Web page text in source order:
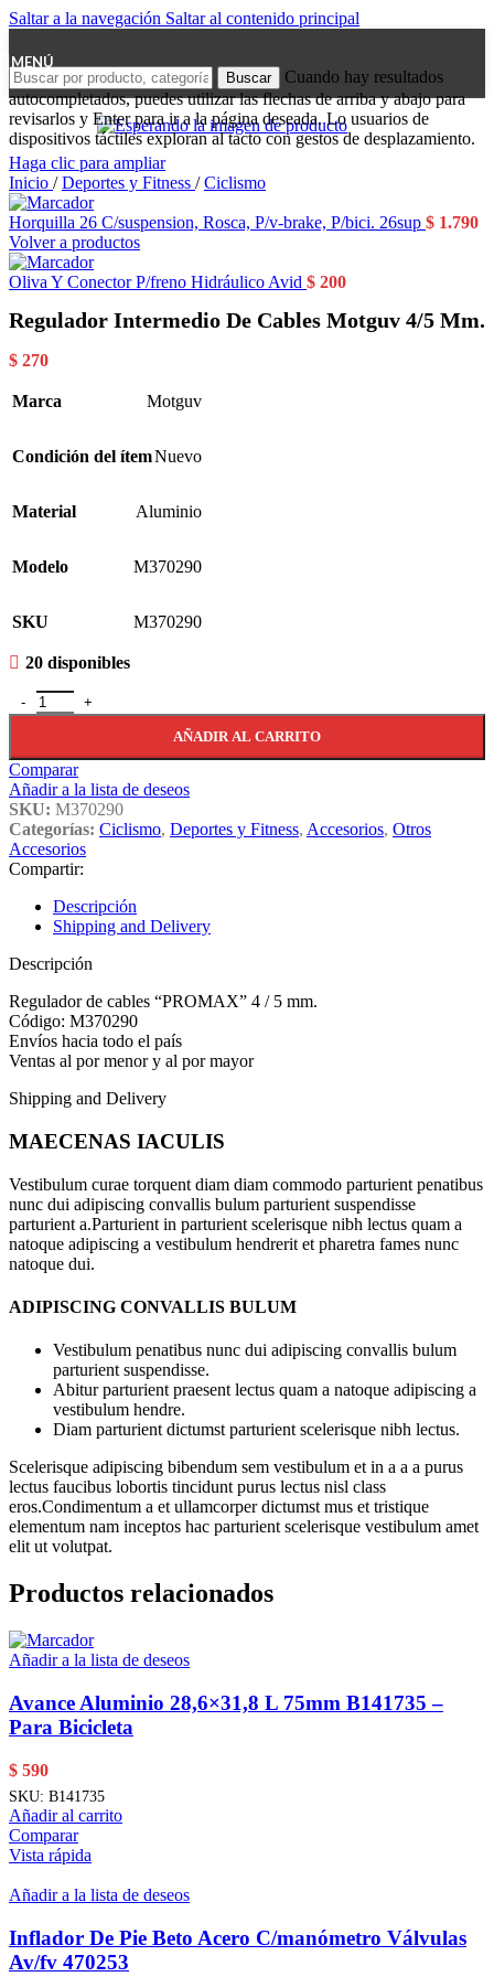
Saltar a la navegación Saltar al contenido principal
MENÚ
Buscar
Cuando hay resultados
autocompletados, puedes utilizar las flechas de arriba y abajo para
revisarlos y Enter para ir a la página deseada. Lo usuarios de
dispositivos táctiles exploran al tacto con gestos de desplazamiento.
Haga clic para ampliar
Inicio / Deportes y Fitness / Ciclismo
Horquilla 26 C/suspension, Rosca, P/v-brake, P/bici. 26sup $ 1.790
Volver a productos
Oliva Y Conector P/freno Hidráulico Avid $ 200
Regulador Intermedio De Cables Motguv 4/5 Mm.
$ 270
Marca Motguv
Condición del ítemNuevo
Material Aluminio
Modelo M370290
SKU M370290
20 disponibles
Regulador Intermedio De Cables Motguv 4/5 Mm. cantidad
AÑADIR AL CARRITO
Comparar
Añadir a la lista de deseos
SKU: M370290
Categorías: Ciclismo, Deportes y Fitness, Accesorios, Otros
Accesorios
Compartir:
Descripción
Shipping and Delivery
Descripción
Regulador de cables “PROMAX” 4 / 5 mm.
Código: M370290
Envíos hacia todo el país
Ventas al por menor y al por mayor
Shipping and Delivery
MAECENAS IACULIS
Vestibulum curae torquent diam diam commodo parturient penatibus
nunc dui adipiscing convallis bulum parturient suspendisse
parturient a.Parturient in parturient scelerisque nibh lectus quam a
natoque adipiscing a vestibulum hendrerit et pharetra fames nunc
natoque dui.
ADIPISCING CONVALLIS BULUM
Vestibulum penatibus nunc dui adipiscing convallis bulum
parturient suspendisse.
Abitur parturient praesent lectus quam a natoque adipiscing a
vestibulum hendre.
Diam parturient dictumst parturient scelerisque nibh lectus.
Scelerisque adipiscing bibendum sem vestibulum et in a a a purus
lectus faucibus lobortis tincidunt purus lectus nisl class
eros.Condimentum a et ullamcorper dictumst mus et tristique
elementum nam inceptos hac parturient scelerisque vestibulum amet
elit ut volutpat.
Productos relacionados
Añadir a la lista de deseos
Avance Aluminio 28,6×31,8 L 75mm B141735 –
Para Bicicleta
$ 590
SKU: B141735
Añadir al carrito
Comparar
Vista rápida
Añadir a la lista de deseos
Inflador De Pie Beto Acero C/manómetro Válvulas
Av/fv 470253